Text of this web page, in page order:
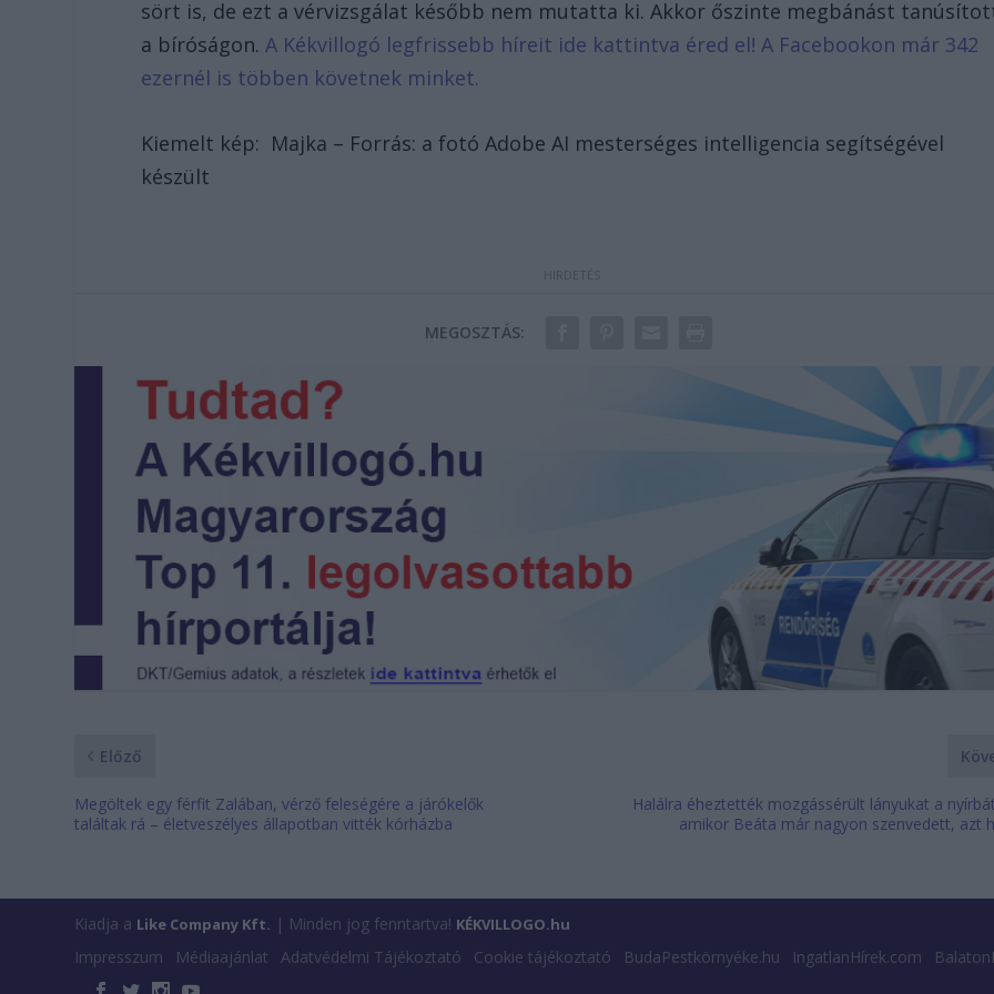
sört is, de ezt a vérvizsgálat később nem mutatta ki. Akkor őszinte megbánást
a bíróságon.A Kékvillogó legfrissebb híreit ide kattintva éred el! A Facebookon már 342
ezernél is többen követnek minket.
Kiemelt kép: Majka – Forrás: a fotó Adobe AI mesterséges intelligencia segítségével
készült
MEGOSZTÁS:
Előző
Megöltek egy férfit Zalában, vérző feleségére a járókelők
találtak rá – életveszélyes állapotban vitték kórházba
Halálra éheztették mozgássérült lányukat a
amikor Beáta már nagyon szenvedett, azt
Kiadja a Like Company Kft. | Minden jog fenntartva! KÉKVILLOGO.hu
Impresszum Médiaajánlat Adatvédelmi Tájékoztató Cookie tájékoztató BudaPestkörnyéke.hu IngatlanHírek.com